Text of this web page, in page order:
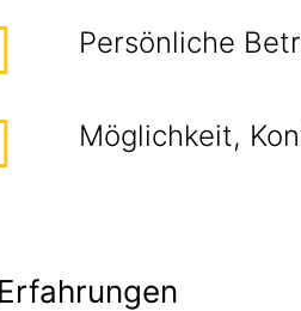
Persönliche
Möglichkeit,